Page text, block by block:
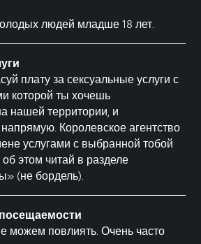
людей младше 18 лет.
плату за сексуальные услуги с
которой ты хочешь
нашей территории, и
Королевское агентство
услугами с выбранной тобой
этом читай в разделе
(не бордель).
можем повлиять. Очень часто